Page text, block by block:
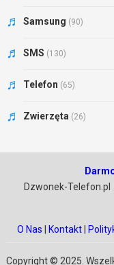
Samsung (90)
SMS (130)
Telefon (65)
Zwierzęta (26)
Dzwonek-Telefon.pl
O Nas
Kontakt
Copyright © 2025.